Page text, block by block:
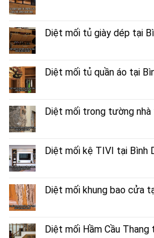
Diệt mối tủ giày dép tại
Diệt mối tủ quần áo tại
Diệt mối trong tường nhà
Diệt mối kệ TIVI tại Bình
Diệt mối khung bao cửa
Diệt mối Hầm Cầu Thang